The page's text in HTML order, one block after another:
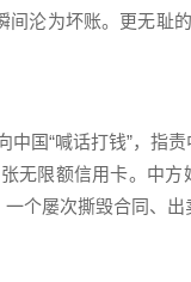
沦为坏账。更无耻
国“喊话打钱”，指
无限额信用卡。中
个屡次撕毁合同、出